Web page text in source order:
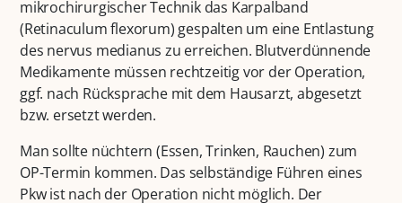
mikrochirurgischer Technik das Karpalband
(Retinaculum flexorum) gespalten um eine Entlastung
des nervus medianus zu erreichen. Blutverdünnende
Medikamente müssen rechtzeitig vor der Operation,
ggf. nach Rücksprache mit dem Hausarzt, abgesetzt
bzw. ersetzt werden.
Man sollte nüchtern (Essen, Trinken, Rauchen) zum
OP-Termin kommen. Das selbständige Führen eines
Pkw ist nach der Operation nicht möglich. Der